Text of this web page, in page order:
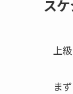
ス
上
ま